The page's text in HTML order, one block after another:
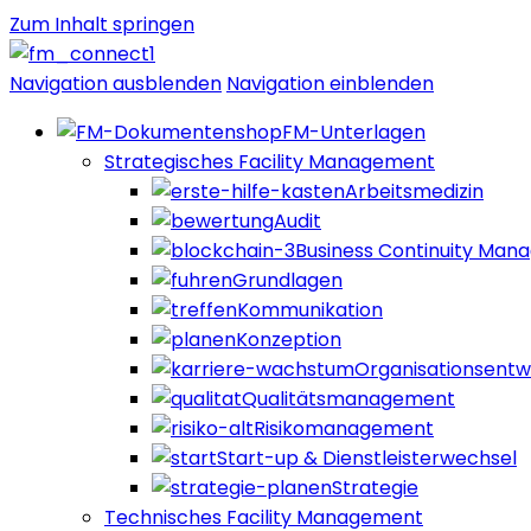
Zum Inhalt springen
Navigation ausblenden Navigation einblenden
FM-Unterlagen
Strategisches Facility Management
Arbeitsmedizin
Audit
Business Continuity
Grundlagen
Kommunikation
Konzeption
Qualitätsmanagement
Risikomanagement
Start-up & Dienstleisterwechsel
Strategie
Technisches Facility Management